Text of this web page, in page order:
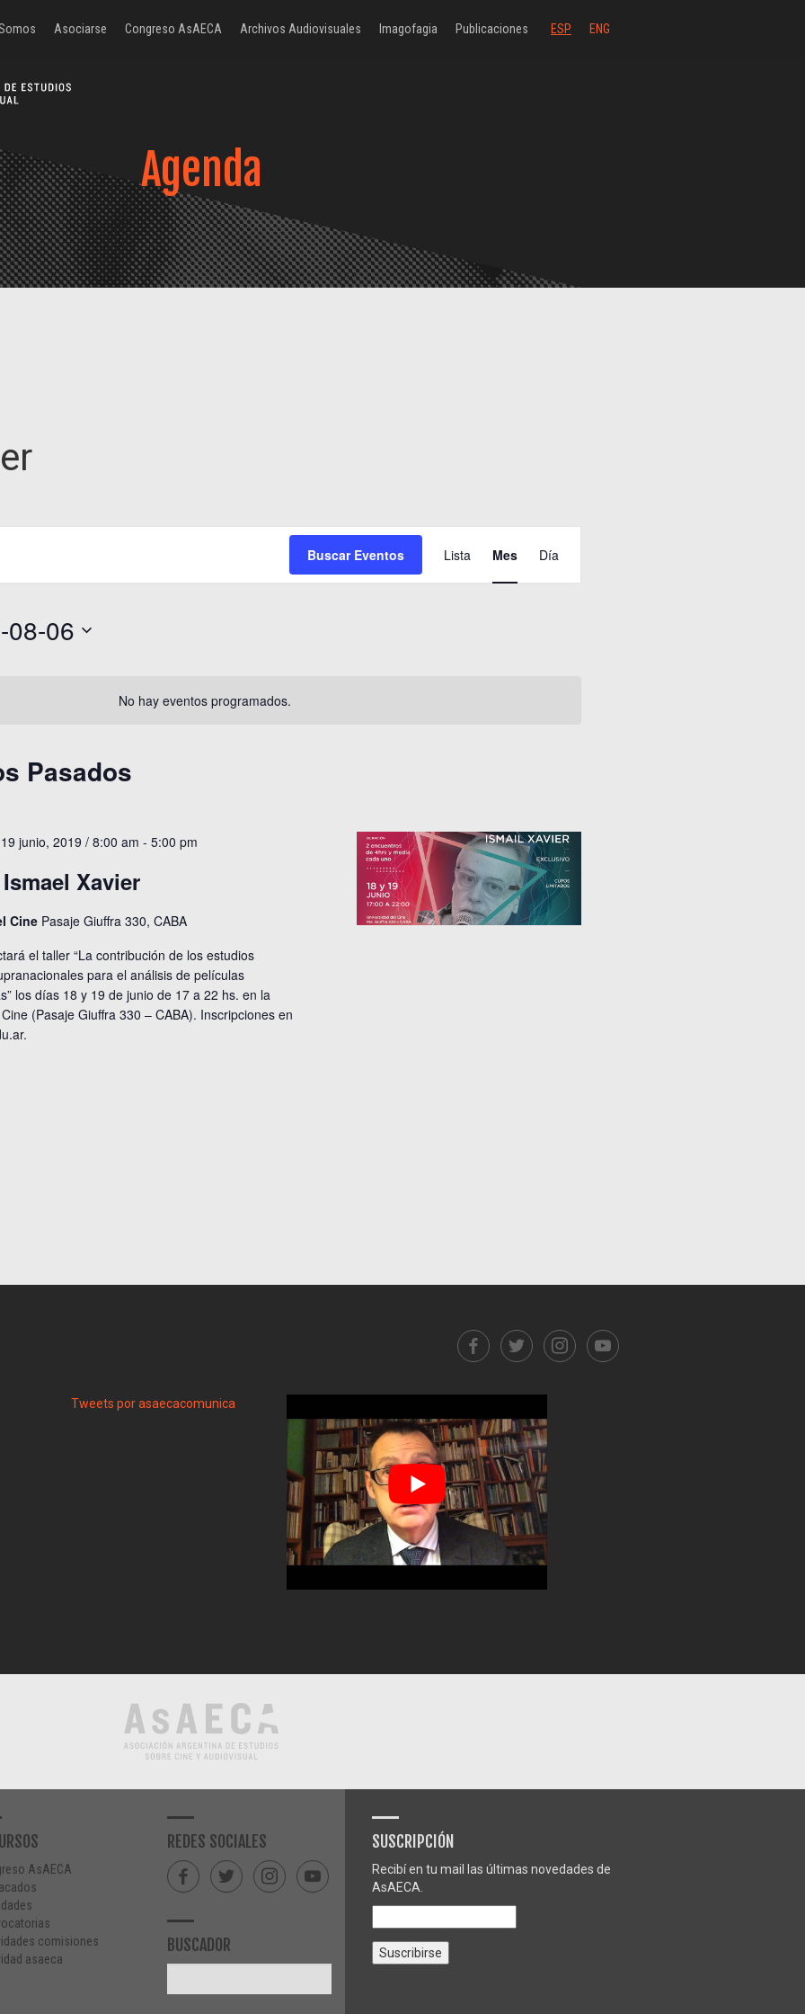
ESP ENG
Asociarse Congreso AsAECA Archivos Audiovisuales Imagofagia Publicaciones
Agenda
No hay eventos programados.
Buscar Eventos
de
vistas
Lista Mes Día
08-06
Pasados
19 junio, 2019 / 8:00 am -5:00 pm
Xavier
Cine Pasaje Giuffra 330, CABA
el taller “La contribución de los estudios
para el análisis de películas
los días 18 y 19 de junio de 17 a 22 hs. en la
(Pasaje Giuffra 330 – CABA). Inscripciones en
.
Tweets por asaecacomunica
AsAECA
comisiones
asaeca
REDES SOCIALES
BUSCADOR
SUSCRIPCIÓN
Recibí en tu mail las últimas novedades de
AsAECA.